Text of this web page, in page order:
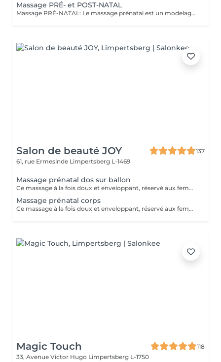
Massage PRÉ- et POST-NATAL
Massage PRÉ-NATAL: Le massage prénatal est un modelage thérapeutique spécialement conçu pour accompagner les femmes enceintes à travers leur grossesse et les bouleversements que celle-ci occasionne sur leur corps et leur psyché : pendant neuf mois, le corps subit, en effet, des changements extrêmement éprouvants que le massage prénatal peut atténuer. Relaxant et réconfortant, le massage prénatal permet à la fois de soulager le mental, la fatigue, mais aussi le physique grâce à des techniques douces de modelage qui vont venir stimuler les muscles et les articulations, améliorer la posture ou encore favoriser la circulation sanguine et lymphatique, très impactées lors de la grossesse. Le massage prénatal se pratique à partir du 4ème mois de grossesse. Massage POST-NATAL: Le massage post-natal est une pratique qui existe depuis des millénaires ayant pour but de soutenir et réconforter les nouvelles mamans dans leur période post-accouchement. Il s'agit d'un type de massage spécialement conçu pour répondre aux besoins émotionnels et physiques des femmes après la naissance du nouveau-né. Le massage offre de nombreux bienfaits, tant sur le plan psychologique que physique, ce qui constitue une source solide au rétablissement et à la relaxation de la mère.
Salon de beauté JOY
137
61, rue Ermesinde Limpertsberg L-1469
Massage prénatal dos sur ballon
Ce massage à la fois doux et enveloppant, réservé aux femmes enceintes dès le 3ème mois de grossesse . Il permettra de vous détendre des tensions occasionnées par votre grossesse . Ne laissez pas la fatigue et les courbatures vous empêcher de profiter de ce beau moment .
Massage prénatal corps
Ce massage à la fois doux et enveloppant, réservé aux femmes enceintes dès le 3ème de grossesse . Il permettra de vous détendre des tensions occasionnées par votre grossesse . Ne laissez pas la fatigue et les courbatures vous empêcher de profiter de ce beau moment .
Magic Touch
118
33, Avenue Victor Hugo Limpertsberg L-1750